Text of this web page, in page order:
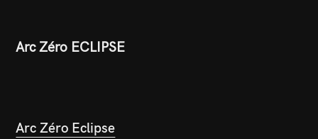
Arc Zéro ECLIPSE
Arc Zéro Eclipse